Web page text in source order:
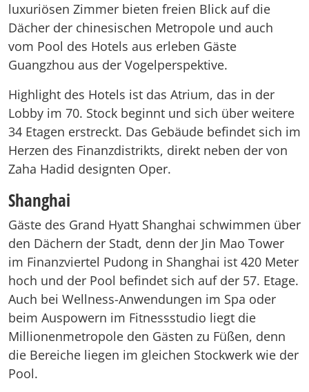
luxuriösen Zimmer bieten freien Blick auf die
Dächer der chinesischen Metropole und auch
vom Pool des Hotels aus erleben Gäste
Guangzhou aus der Vogelperspektive.
Highlight des Hotels ist das Atrium, das in der
Lobby im 70. Stock beginnt und sich über weitere
34 Etagen erstreckt. Das Gebäude befindet sich im
Herzen des Finanzdistrikts, direkt neben der von
Zaha Hadid designten Oper.
Shanghai
Gäste des Grand Hyatt Shanghai schwimmen über
den Dächern der Stadt, denn der Jin Mao Tower
im Finanzviertel Pudong in Shanghai ist 420 Meter
hoch und der Pool befindet sich auf der 57. Etage.
Auch bei Wellness-Anwendungen im Spa oder
beim Auspowern im Fitnessstudio liegt die
Millionenmetropole den Gästen zu Füßen, denn
die Bereiche liegen im gleichen Stockwerk wie der
Pool.